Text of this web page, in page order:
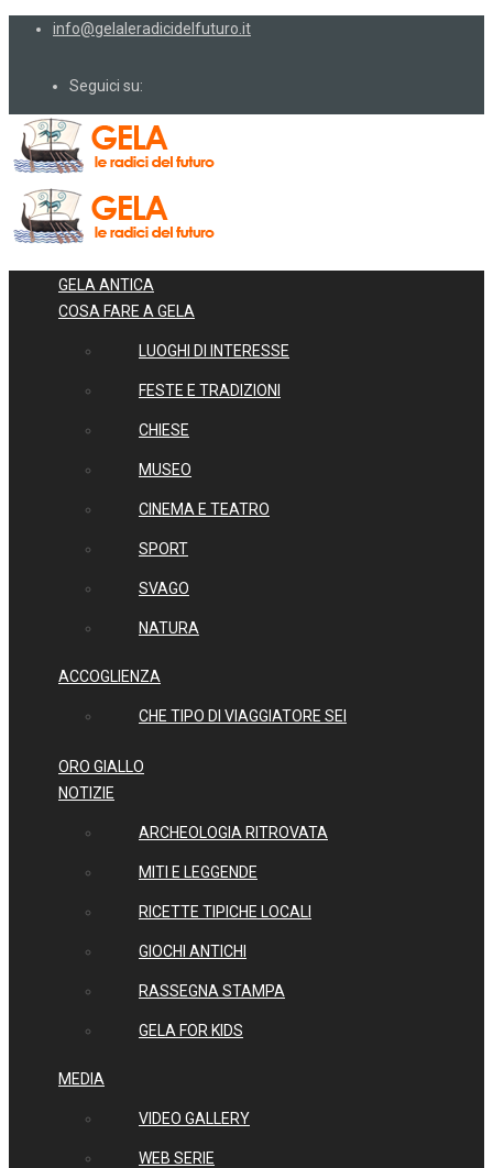
info@gelaleradicidelfuturo.it
Seguici su:
GELA ANTICA
COSA FARE A GELA
LUOGHI DI INTERESSE
FESTE E TRADIZIONI
CHIESE
MUSEO
CINEMA E TEATRO
SPORT
SVAGO
NATURA
ACCOGLIENZA
CHE TIPO DI VIAGGIATORE SEI
ORO GIALLO
NOTIZIE
ARCHEOLOGIA RITROVATA
MITI E LEGGENDE
RICETTE TIPICHE LOCALI
GIOCHI ANTICHI
RASSEGNA STAMPA
GELA FOR KIDS
MEDIA
VIDEO GALLERY
WEB SERIE